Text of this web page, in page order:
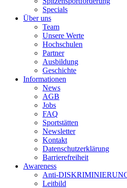
Specials
Über uns
Team
Unsere Werte
Hochschulen
Partner
Ausbildung
Geschichte
Informationen
News
AGB
Jobs
FAQ
Sportstätten
Newsletter
Kontakt
Datenschutzerklärung
Barrierefreiheit
Awareness
Anti-
Leitbild